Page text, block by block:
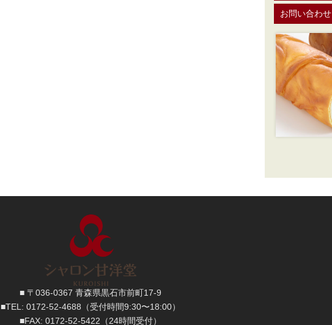
お問い合わせ
■ 〒036-0367 青森県黒石市前町17-9
■TEL: 0172-52-4688 （受付時間9:30〜18:00）
■FAX: 0172-52-5422 （24時間受付）